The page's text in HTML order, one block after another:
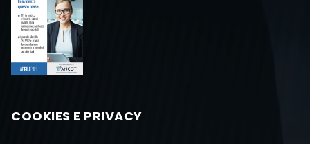
COOKIES E PRIVACY